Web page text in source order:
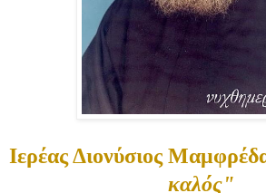
Ιερέας Διονύσιος
καλός"